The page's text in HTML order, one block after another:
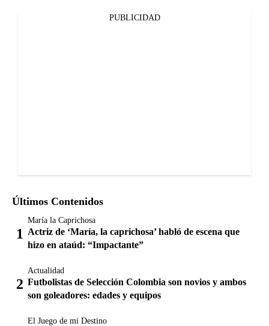
PUBLICIDAD
Últimos Contenidos
María la Caprichosa
Actriz de ‘María, la caprichosa’ habló de escena que
hizo en ataúd: “Impactante”
Actualidad
Futbolistas de Selección Colombia son novios y ambos
son goleadores: edades y equipos
El Juego de mi Destino